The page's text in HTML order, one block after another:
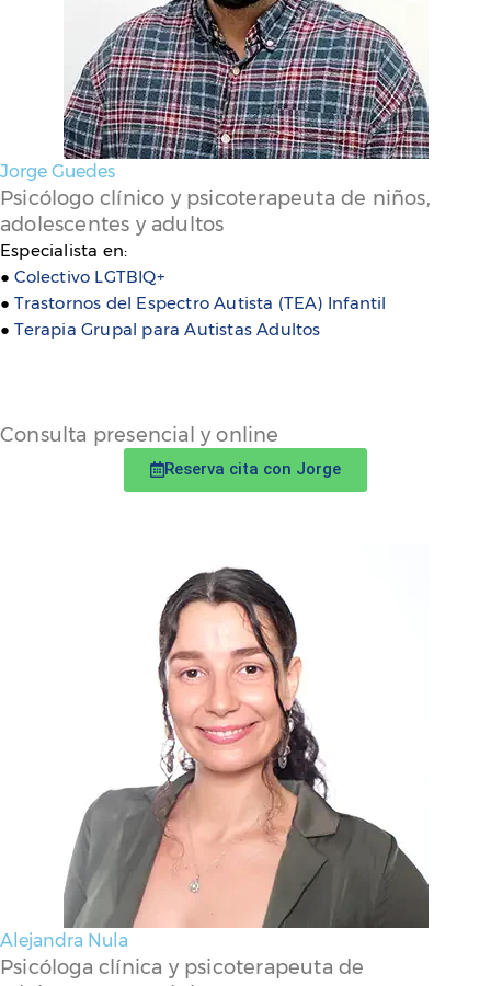
Jorge Guedes
Psicólogo clínico y psicoterapeuta de niños,
adolescentes y adultos
Especialista en:
●Colectivo LGTBIQ+
●Trastornos del Espectro Autista (TEA) Infantil
●Terapia Grupal para Autistas Adultos
Consulta presencial y online
Reserva cita con Jorge
Alejandra Nula
Psicóloga clínica y psicoterapeuta de